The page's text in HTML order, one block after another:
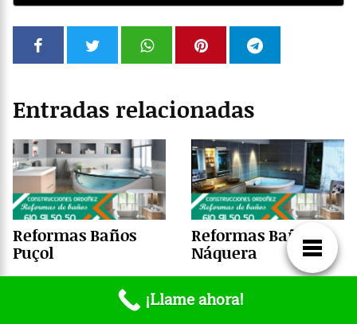
Entradas relacionadas
Reformas Baños
Puçol
Reformas Baños
Náquera
¡Llame ahora!